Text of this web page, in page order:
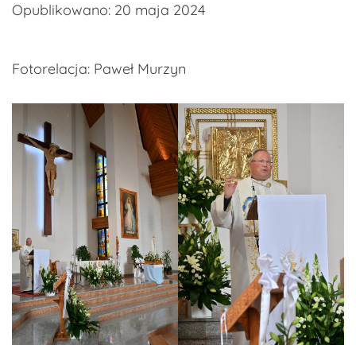
Opublikowano: 20 maja 2024
Fotorelacja: Paweł Murzyn